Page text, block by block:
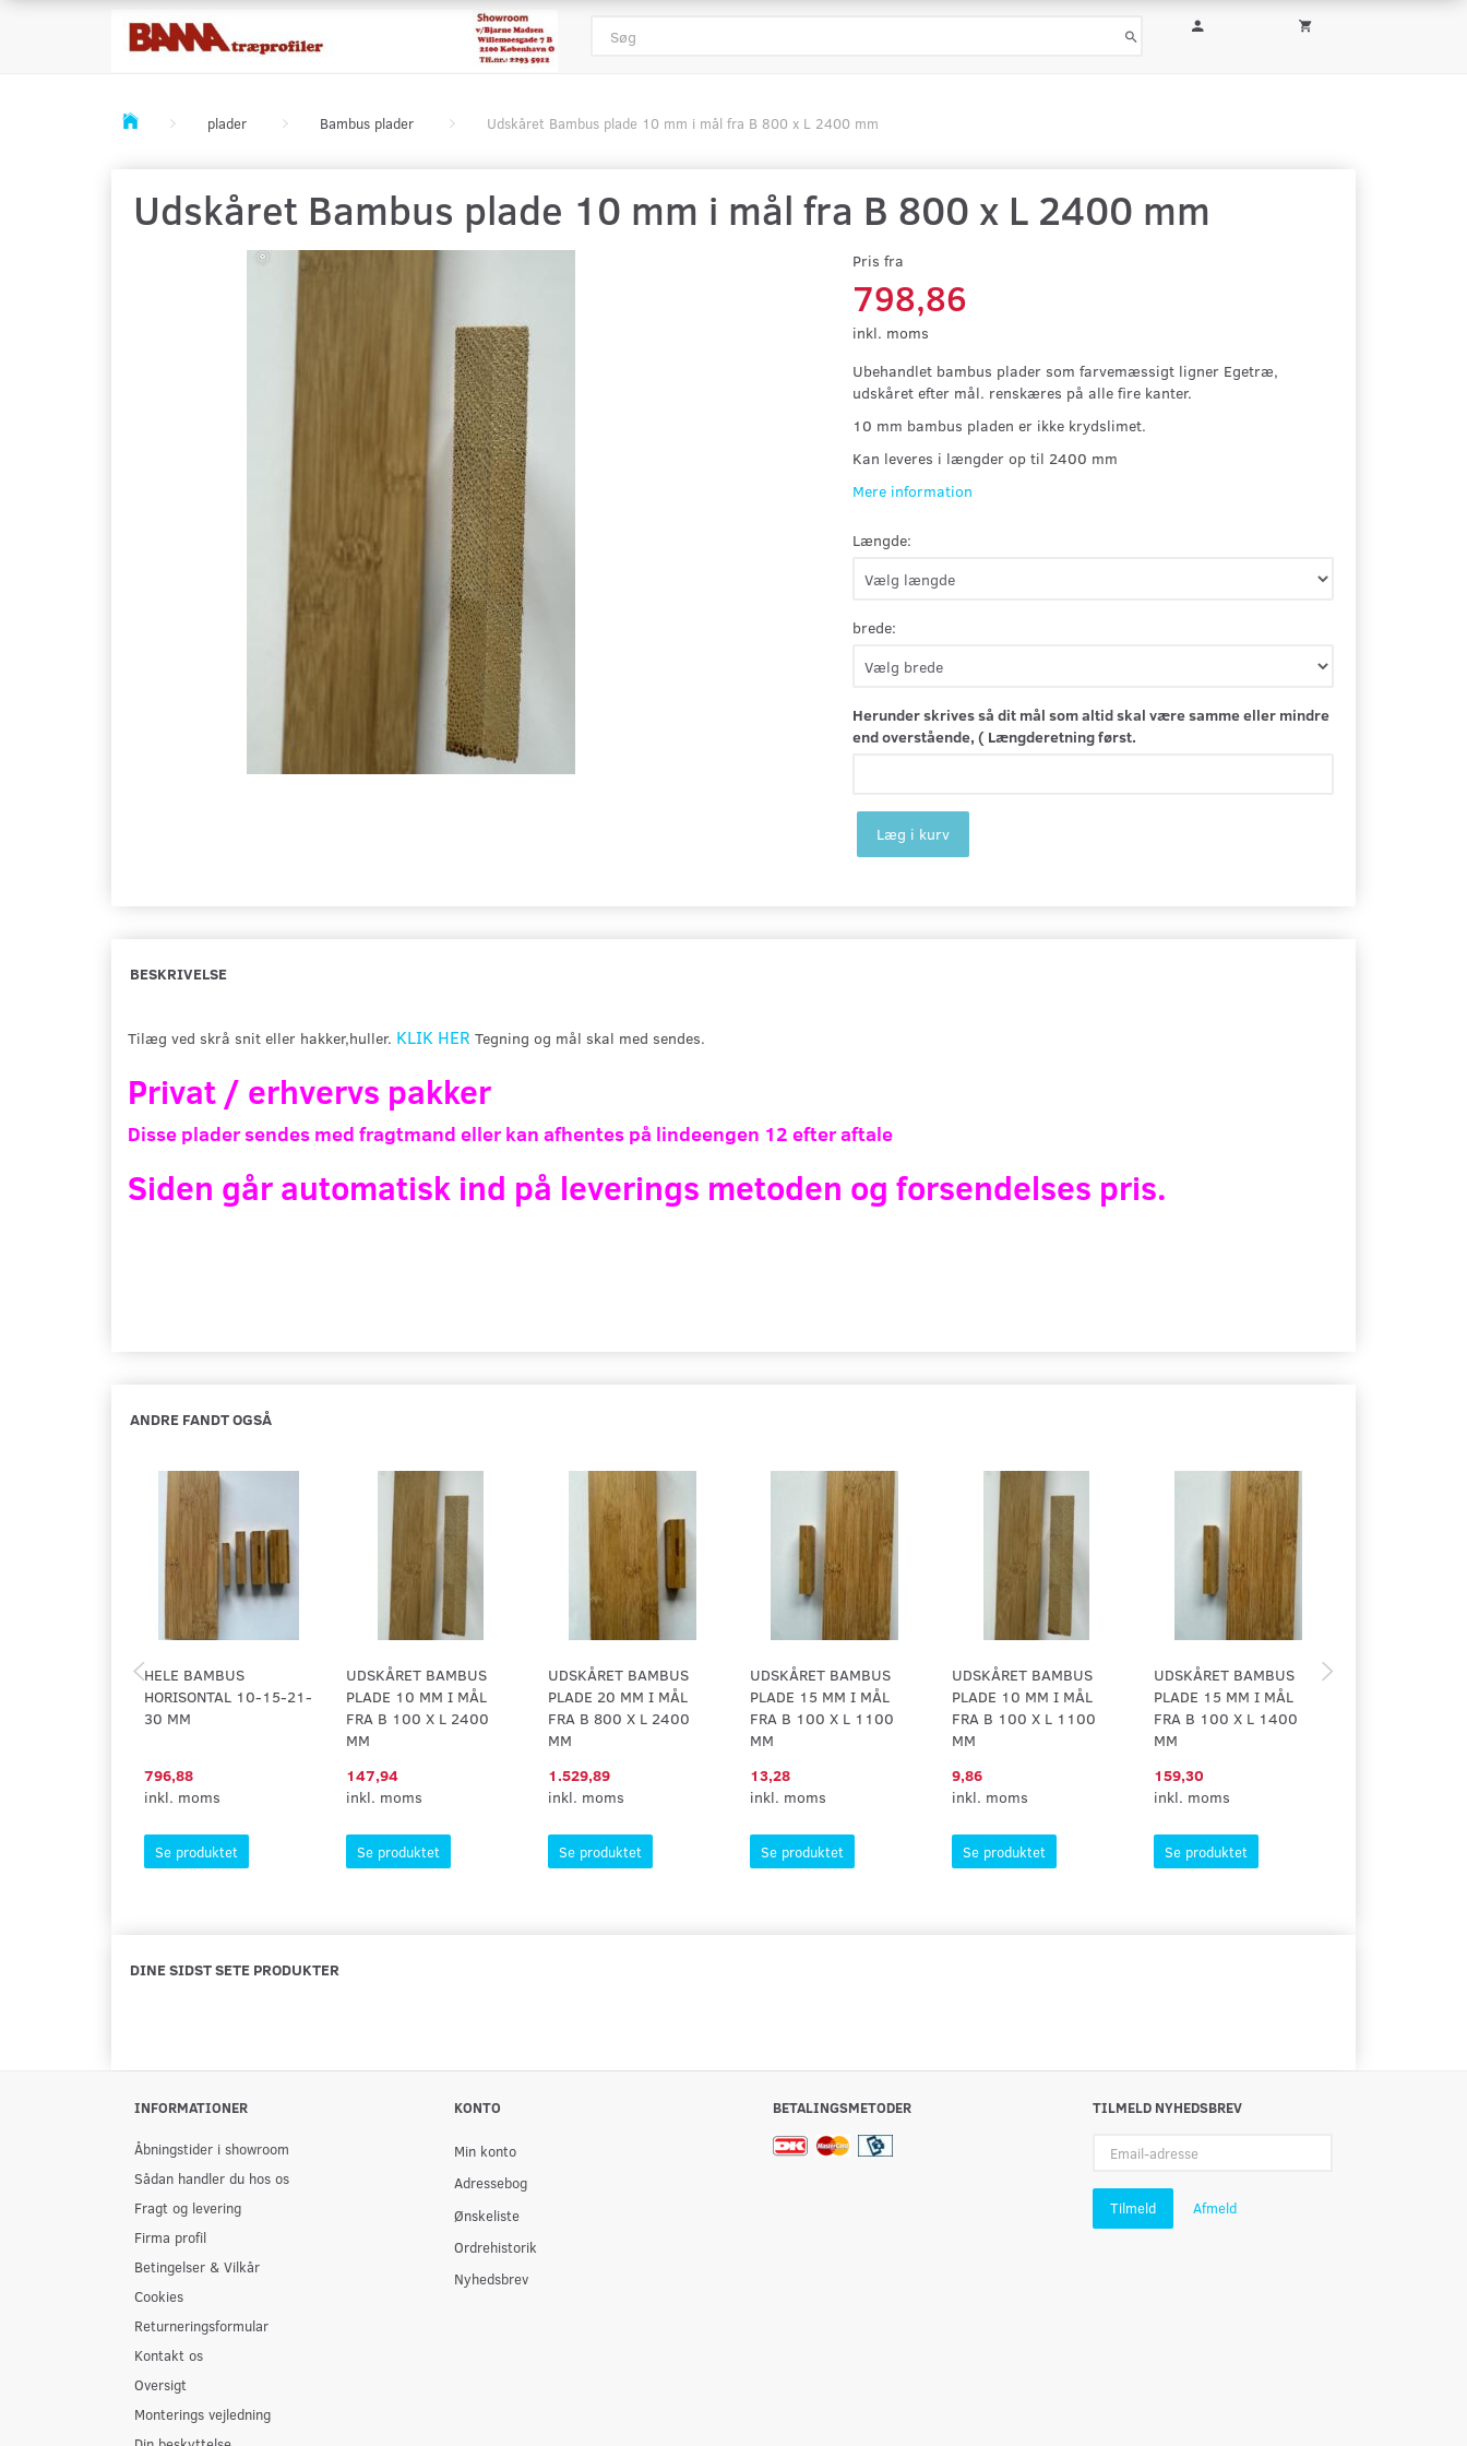
plader Bambus plader Udskåret Bambus plade 10 mm i mål fra B 800 x L 2400 mm
Udskåret Bambus plade 10 mm i mål fra B 800 x L 2400 mm
Pris fra
798,86
inkl. moms
Ubehandlet bambus plader som farvemæssigt ligner Egetræ,
udskåret efter mål. renskæres på alle fire kanter.
10 mm bambus pladen er ikke krydslimet.
Kan leveres i længder op til 2400 mm
Mere information
Længde:
brede:
Herunder skrives så dit mål som altid skal være samme eller mindre
end overstående, ( Længderetning først.
Læg i kurv
BESKRIVELSE
Tilæg ved skrå snit eller hakker,huller. KLIK HER Tegning og mål skal med sendes.
Privat / erhvervs pakker
Disse plader sendes med fragtmand eller kan afhentes på lindeengen 12 efter aftale
Siden går automatisk ind på leverings metoden og forsendelses pris.
ANDRE FANDT OGSÅ
HELE BAMBUS
HORISONTAL 10-15-21-
30 MM
796,88
inkl. moms
Se produktet
UDSKÅRET BAMBUS
PLADE 10 MM I MÅL
FRA B 100 X L 2400
MM
147,94
inkl. moms
Se produktet
UDSKÅRET BAMBUS
PLADE 20 MM I MÅL
FRA B 800 X L 2400
MM
1.529,89
inkl. moms
Se produktet
UDSKÅRET BAMBUS
PLADE 15 MM I MÅL
FRA B 100 X L 1100
MM
13,28
inkl. moms
Se produktet
UDSKÅRET BAMBUS
PLADE 10 MM I MÅL
FRA B 100 X L 1100
MM
9,86
inkl. moms
Se produktet
UDSKÅRET BAMBUS
PLADE 15 MM I MÅL
FRA B 100 X L 1400
MM
159,30
inkl. moms
Se produktet
DINE SIDST SETE PRODUKTER
INFORMATIONER
Åbningstider i showroom
Sådan handler du hos os
Fragt og levering
Firma profil
Betingelser & Vilkår
Cookies
Returneringsformular
Kontakt os
Oversigt
Monterings vejledning
KONTO
Min konto
Adressebog
Ønskeliste
Ordrehistorik
Nyhedsbrev
BETALINGSMETODER
TILMELD NYHEDSBREV
adresse
Tilmeld Afmeld